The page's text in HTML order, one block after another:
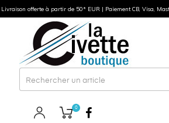
0
Livraison offerte à partir de 50* EUR | Paiement CB, Visa,